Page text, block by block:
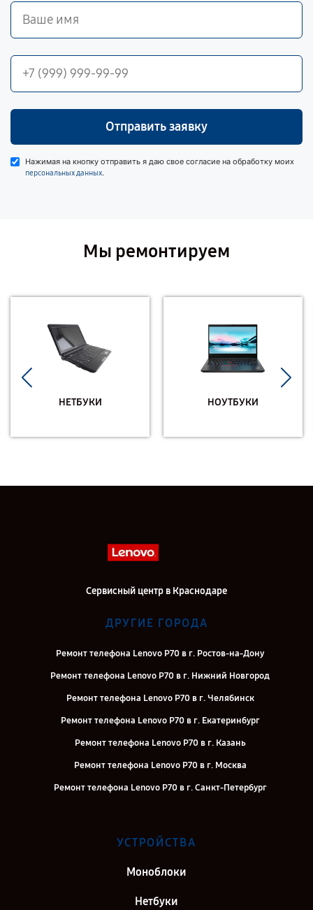
Отправить заявку
Нажимая на кнопку отправить я даю свое согласие на обработку моих
персональных данных.
Мы ремонтируем
НЕТБУКИ НОУТБУКИ
Сервисный центр в Краснодаре
ДРУГИЕ ГОРОДА
Ремонт телефона Lenovo P70 в г. Ростов-на-Дону
Ремонт телефона Lenovo P70 в г. Нижний Новгород
Ремонт телефона Lenovo P70 в г. Челябинск
Ремонт телефона Lenovo P70 в г. Екатеринбург
Ремонт телефона Lenovo P70 в г. Казань
Ремонт телефона Lenovo P70 в г. Москва
Ремонт телефона Lenovo P70 в г. Санкт-Петербург
УСТРОЙСТВА
Моноблоки
Нетбуки